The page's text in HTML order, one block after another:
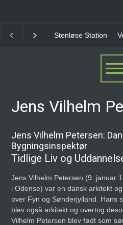
Stenløse Station
Jens Vilhelm
Jens Vilhelm Petersen:
Bygningsinspektør
Tidlige Liv og
Jens Vilhelm Petersen (9. januar
i Odense) var en dansk arkitekt
over Fyn og Sønderjylland. Hans
blev også arkitekt og overtog
Vilhelm Petersen blev født som